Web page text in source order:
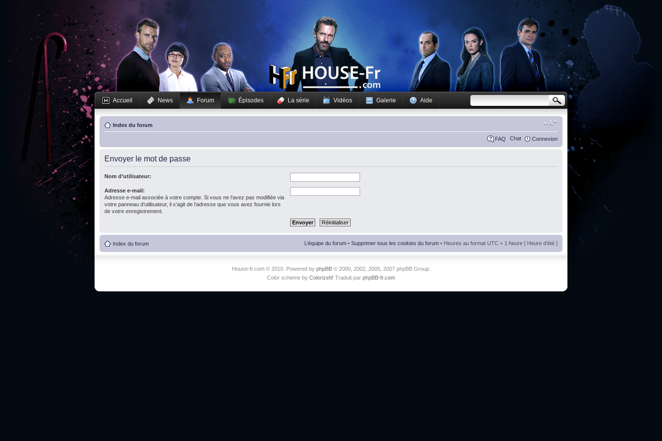
Accueil News Forum Épisodes La série Vidéos Galerie Aide
Index du forum
FAQ Chat Connexion
Envoyer le mot de passe
Nom d’utilisateur:
Adresse e-mail:
Adresse e-mail associée à votre compte. Si vous ne l’avez pas modifiée via
votre panneau d’utilisateur, il s’agit de l’adresse que vous avez fournie lors
de votre enregistrement.
Index du forum L’équipe du forum • Supprimer tous les cookies du forum • Heures au format UTC + 1 heure [ Heure d’été ]
House-fr.com © 2010. Powered by phpBB© 2000, 2002, 2005, 2007 phpBB Group.
Color scheme by ColorizeIt! Traduit par phpBB-fr.com